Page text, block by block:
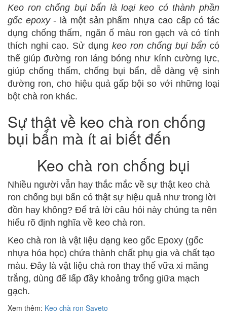
Keo ron chống bụi bẩn là loại keo có thành phần
gốc epoxy- là một sản phẩm nhựa cao cấp có tác
dụng chống thấm, ngăn ố màu ron gạch và có tính
thích nghi cao. Sử dụng keo ron chống bụi bẩn có
thể giúp đường ron láng bóng như kính cường lực,
giúp chống thấm, chống bụi bẩn, dễ dàng vệ sinh
đường ron, cho hiệu quả gấp bội so với những loại
bột chà ron khác.
Sự thật về keo chà ron chống
bụi bẩn mà ít ai biết đến
Keo chà ron chống bụi
Nhiều người vẫn hay thắc mắc về sự thật keo chà
ron chống bụi bẩn có thật sự hiệu quả như trong lời
đồn hay không? Để trả lời câu hỏi này chúng ta nên
hiểu rõ định nghĩa về keo chà ron.
Keo chà ron là vật liệu dạng keo gốc Epoxy (gốc
nhựa hóa học) chứa thành chất phụ gia và chất tạo
màu. Đây là vật liệu chà ron thay thế vữa xi măng
trắng, dùng để lấp đầy khoảng trống giữa mạch
gạch.
Xem thêm: Keo chà ron Saveto